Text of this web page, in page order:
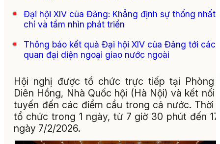
Đại hội XIV của Đảng: Khẳng định sự thống nhất
chí và tầm nhìn phát triển
Thông báo kết quả Đại hội XIV của Đảng tới các
quan đại diện ngoại giao nước ngoài
Hội nghị được tổ chức trực tiếp tại Phòng
Diên Hồng, Nhà Quốc hội (Hà Nội) và kết nối
tuyến đến các điểm cầu trong cả nước. Thời
tổ chức trong 1 ngày, từ 7 giờ 30 phút đến
ngày 7/2/2026.